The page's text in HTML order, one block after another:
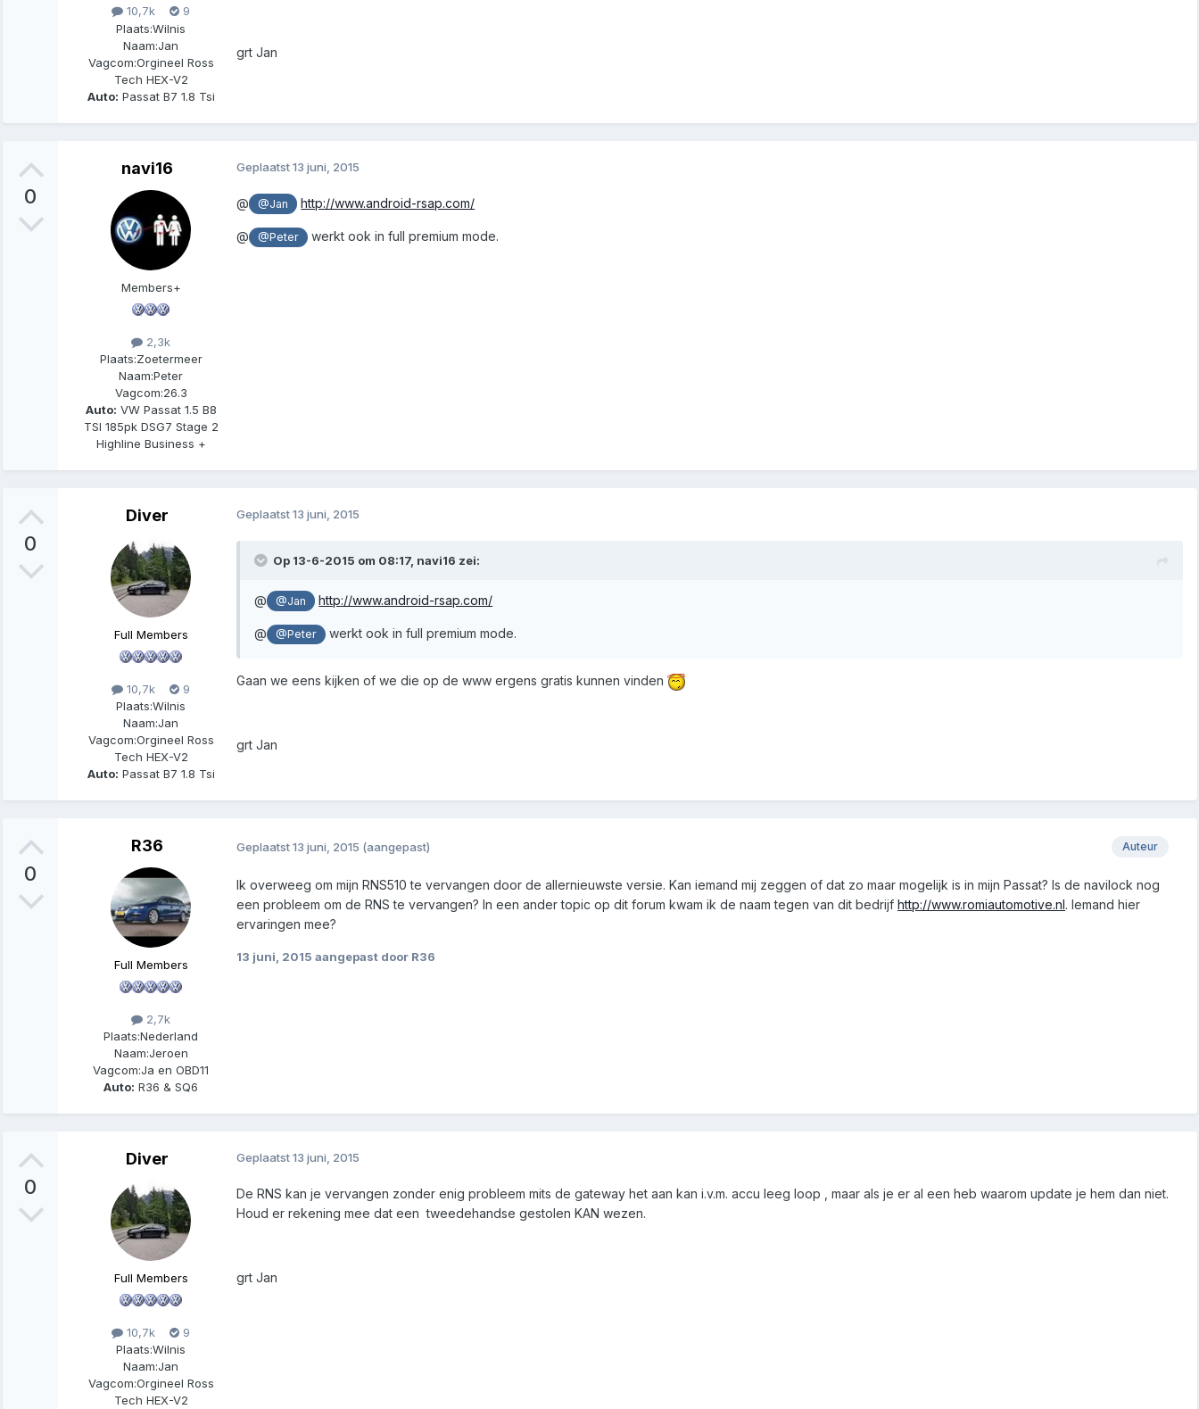
10,7k
9
Plaats:Wilnis
Naam:Jan
Vagcom:Orgineel Ross
Tech HEX-V2
Auto: Passat B7 1.8 Tsi
grt Jan
0
navi16
Members+
2,3k
Plaats:Zoetermeer
Naam:Peter
Vagcom:26.3
Auto: VW Passat 1.5 B8
TSI 185pk DSG7 Stage 2
Highline Business +
Geplaatst13 juni, 2015
@ @Jan http://www.android-rsap.com/
@ @Peter werkt ook in full premium mode.
0
Diver
Full Members
10,7k
9
Plaats:Wilnis
Naam:Jan
Vagcom:Orgineel Ross
Tech HEX-V2
Auto: Passat B7 1.8 Tsi
Geplaatst13 juni, 2015
Op 13-6-2015 om 08:17, navi16 zei:
@ @Jan http://www.android-rsap.com/
@ @Peter werkt ook in full premium mode.
Gaan we eens kijken of we die op de www ergens gratis kunnen vinden
grt Jan
0
R36
Full Members
2,7k
Plaats:Nederland
Naam:Jeroen
Vagcom:Ja en OBD11
Auto: R36 & SQ6
Auteur
Geplaatst13 juni, 2015 (aangepast)
Ik overweeg om mijn RNS510 te vervangen door de allernieuwste versie. Kan iemand mij zeggen of dat zo maar mogelijk is in mijn Passat? Is de navilock nog
een probleem om de RNS te vervangen? In een ander topic op dit forum kwam ik de naam tegen van dit bedrijf http://www.romiautomotive.nl. Iemand hier
ervaringen mee?
13 juni, 2015 aangepast door R36
0
Diver
Full Members
10,7k
9
Plaats:Wilnis
Naam:Jan
Vagcom:Orgineel Ross
Tech HEX-V2
Geplaatst13 juni, 2015
De RNS kan je vervangen zonder enig probleem mits de gateway het aan kan i.v.m. accu leeg loop , maar als je er al een heb waarom update je hem dan niet.
Houd er rekening mee dat een tweedehandse gestolen KAN wezen.
grt Jan